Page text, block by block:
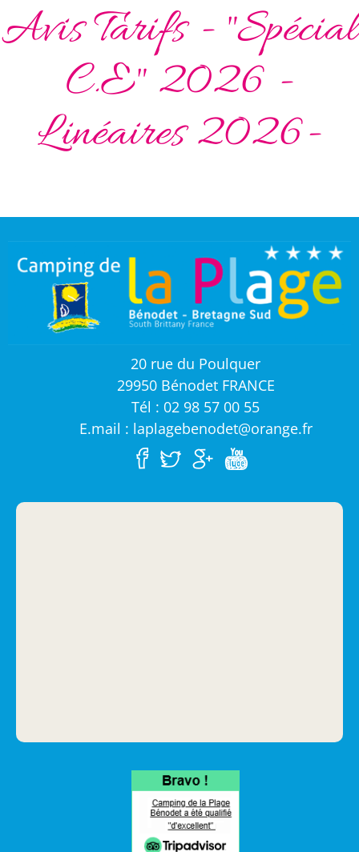
Avis Tarifs - "Spécial
C.E" 2026 -
Linéaires 2026-
20 rue du Poulquer
29950 Bénodet FRANCE
Tél : 02 98 57 00 55
E.mail : laplagebenodet@orange.fr